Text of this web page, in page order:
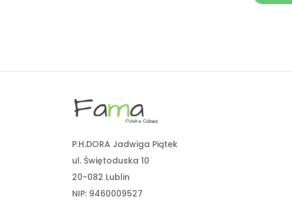
P.H.DORA Jadwiga Piątek
ul. Świętoduska 10
20-082 Lublin
NIP: 9460009527